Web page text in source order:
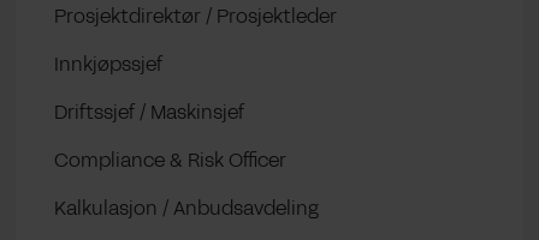
Prosjektdirektør / Prosjektleder
Innkjøpssjef
Driftssjef / Maskinsjef
Compliance & Risk Officer
Kalkulasjon / Anbudsavdeling